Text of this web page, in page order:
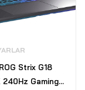
Strix G18
240Hz Gaming